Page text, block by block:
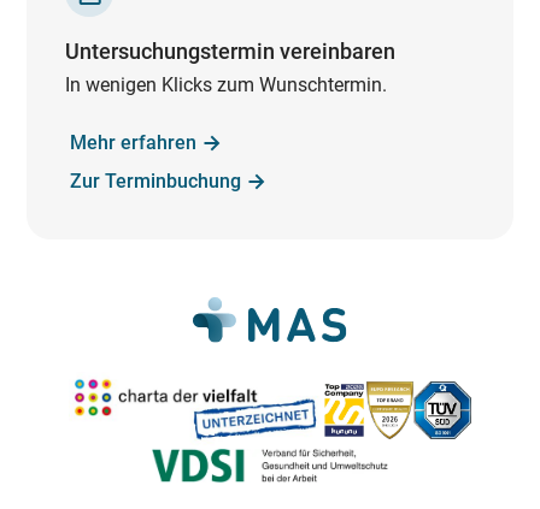
Untersuchungstermin vereinbaren
In wenigen Klicks zum Wunschtermin.
Mehr erfahren
Zur Terminbuchung